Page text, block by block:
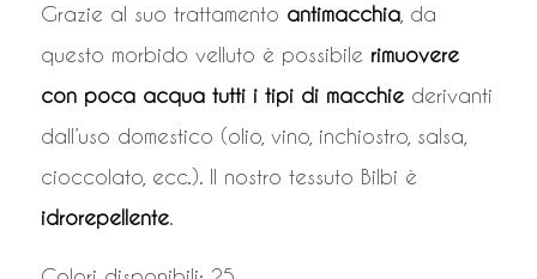
Grazie al suo trattamento antimacchia, da
questo morbido velluto è possibile rimuovere
con poca acqua tutti i tipi di macchiederivanti
dall’uso domestico (olio, vino, inchiostro, salsa,
cioccolato, ecc.). Il nostro tessuto Bilbi è
idrorepellente.